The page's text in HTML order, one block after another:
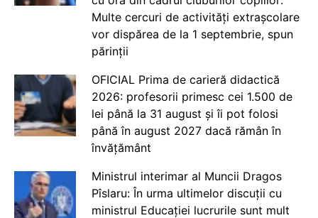
Multe cercuri de activități extrașcolare
vor dispărea de la 1 septembrie, spun
părinții
OFICIAL Prima de carieră didactică
2026: profesorii primesc cei 1.500 de
lei până la 31 august și îi pot folosi
până în august 2027 dacă rămân în
învățământ
Ministrul interimar al Muncii Dragos
Pîslaru: În urma ultimelor discuții cu
ministrul Educației lucrurile sunt mult